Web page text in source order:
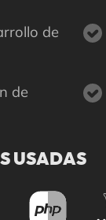
de
de
USADAS